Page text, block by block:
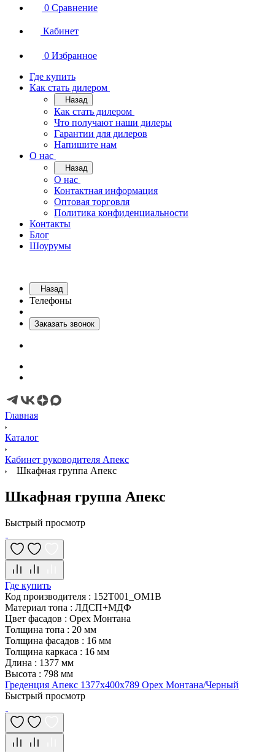
0 Сравнение
Кабинет
0 Избранное
Где купить
Как стать дилером
Назад
Как стать дилером
Что получают наши дилеры
Гарантии для дилеров
Напишите нам
О нас
Назад
О нас
Контактная информация
Оптовая торговля
Политика конфиденциальности
Контакты
Блог
Шоурумы
Назад
Телефоны
Заказать звонок
Главная
Каталог
Кабинет руководителя Апекс
Шкафная группа Апекс
Шкафная группа Апекс
Быстрый просмотр
Где купить
Код производителя : 152T001_OM1B
Материал топа : ЛДСП+МДФ
Цвет фасадов : Орех Монтана
Толщина топа : 20 мм
Толщина фасадов : 16 мм
Толщина каркаса : 16 мм
Длина : 1377 мм
Высота : 798 мм
Греденция Апекс 1377х400х789 Орех Монтана/Черный
Быстрый просмотр